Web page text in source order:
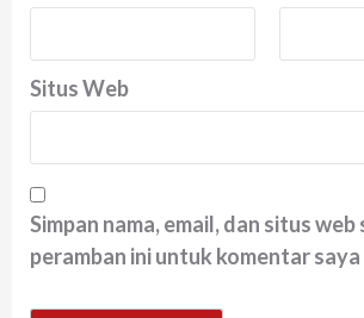
Situs Web
Simpan nama, email, dan situs web
peramban ini untuk komentar